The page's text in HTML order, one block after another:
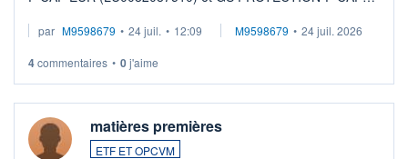
veux procéder à la vente, on me signale ...
par M9598679 • 24 juil. • 12:09 M9598679 • 24 juil. 2026
4commentaires • 0j'aime
matières premières
ETF ET OPCVM